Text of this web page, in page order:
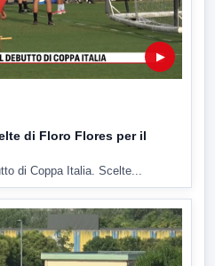
▶
di Floro Flores per il
di Coppa Italia. Scelte...